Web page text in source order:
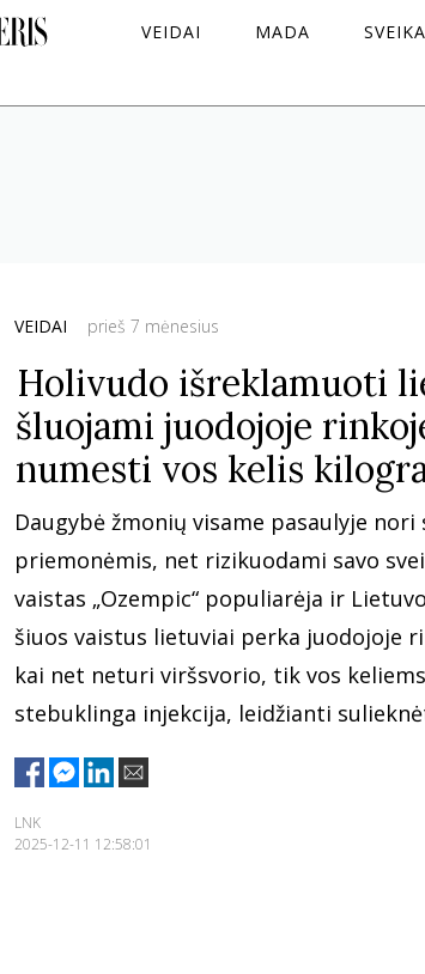
VEIDAI MADA
VEIDAI prieš 7 mėnesius
Holivudo išreklamuoti
šluojami juodojoje
numesti vos kelis
Daugybė žmonių visame pasaulyje
priemonėmis, net rizikuodami savo
vaistas „Ozempic“ populiarėja ir
šiuos vaistus lietuviai perka juodojoje
kai net neturi viršsvorio, tik vos
stebuklinga injekcija, leidžianti
LNK
2025-12-11 12:58:01